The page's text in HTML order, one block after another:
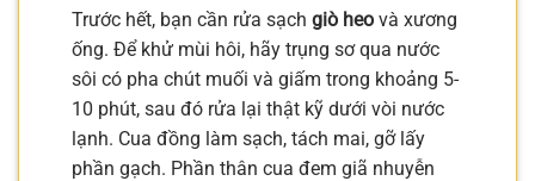
Trước hết, bạn cần rửa sạch giò heo và xương
ống. Để khử mùi hôi, hãy trụng sơ qua nước
sôi có pha chút muối và giấm trong khoảng 5-
10 phút, sau đó rửa lại thật kỹ dưới vòi nước
lạnh. Cua đồng làm sạch, tách mai, gỡ lấy
phần gạch. Phần thân cua đem giã nhuyễn